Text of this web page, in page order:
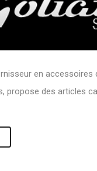
en accessoires
propose des articles